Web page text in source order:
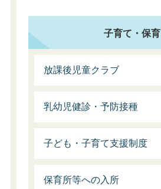
子育て・保育
放課後児童クラブ
乳幼児健診・予防接種
子ども・子育て支援制度
保育所等への入所